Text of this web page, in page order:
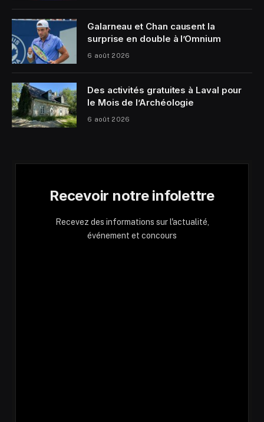
Galarneau et Chan causent la
surprise en double à l’Omnium
6 août 2026
Des activités gratuites à Laval pour
le Mois de l’Archéologie
6 août 2026
Recevoir notre infolettre
Recevez des informations sur l'actualité,
événement et concours